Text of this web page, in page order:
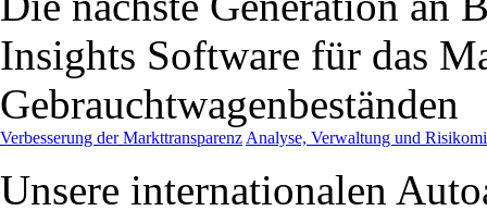
Insights Software für das
Gebrauchtwagenbeständen
Verbesserung der Markttransparenz Analyse, Verwaltung und
Unsere internationalen